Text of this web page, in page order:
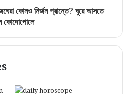
কোনও নির্জন প্রান্তে? ঘুরে আসতে
কোদোপোলে